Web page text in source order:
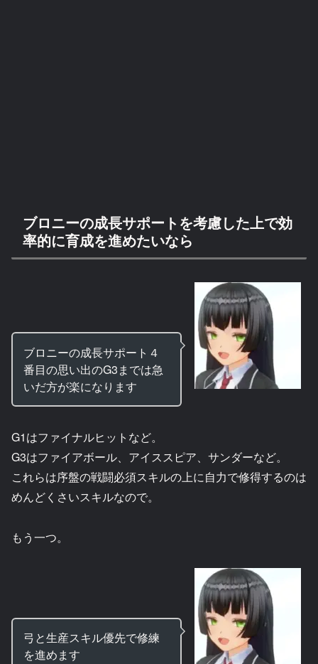
ブロニーの成長サポートを考慮した上で効
率的に育成を進めたいなら
ブロニーの成長サポート４
番目の思い出のG3までは急
いだ方が楽になります
G1はファイナルヒットなど。
G3はファイアボール、アイススピア、サンダーなど。
これらは序盤の戦闘必須スキルの上に自力で修得するのは
めんどくさいスキルなので。
もう一つ。
弓と生産スキル優先で修練
を進めます